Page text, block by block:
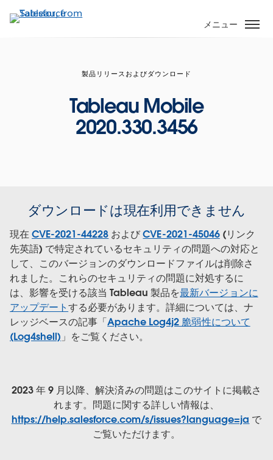
イ
メニュー
製品リリースおよびダウンロード
Tableau Mobile
2020.330.3456
ダウンロードは現在利用できません
現在CVE-2021-44228 およびCVE-2021-45046(リンク
先英語) で特定されているセキュリティの問題への対応と
して、このバージョンのダウンロードファイルは削除さ
れました。これらのセキュリティの問題に対処するに
は、影響を受ける該当 Tableau 製品を最新バージョンに
アップデートする必要があります。詳細については、ナ
レッジベースの記事「Apache Log4j2 脆弱性について
(Log4shell) 」をご覧ください。
2023 年 9 月以降、解決済みの問題はこのサイトに掲載さ
れます。問題に関する詳しい情報は、
https://help.salesforce.com/s/issues?language=ja で
ご覧いただけます。